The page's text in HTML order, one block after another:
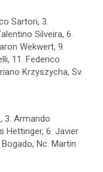
Sartori, 3.
Silveira, 6.
Wekwert, 9.
11. Federico
Krzyszycha, Sv.
3. Armando
Hettinger, 6. Javier
Nc. Martin